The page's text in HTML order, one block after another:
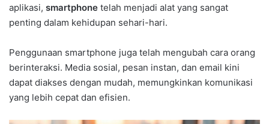
aplikasi, smartphone telah menjadi alat yang sangat
penting dalam kehidupan sehari-hari.
Penggunaan smartphone juga telah mengubah cara orang
berinteraksi. Media sosial, pesan instan, dan email kini
dapat diakses dengan mudah, memungkinkan komunikasi
yang lebih cepat dan efisien.